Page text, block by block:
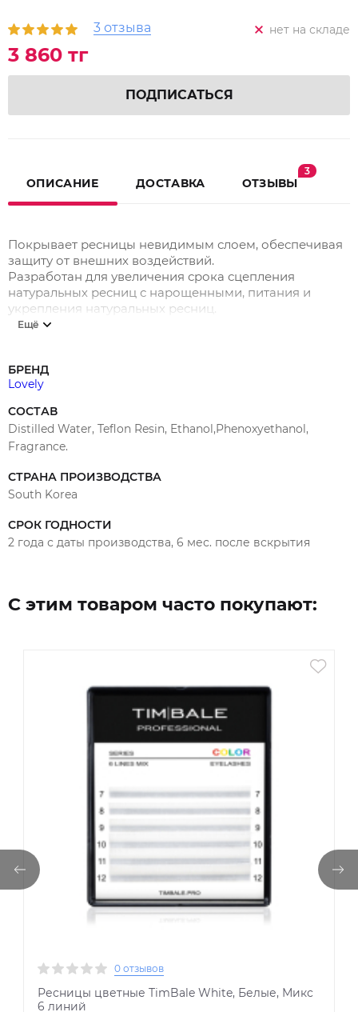
3 отзыва нет на складе
3 860 тг
ПОДПИСАТЬСЯ
ОПИСАНИЕ ДОСТАВКА ОТЗЫВЫ
3
Покрывает ресницы невидимым слоем, обеспечивая
защиту от внешних воздействий.
Разработан для увеличения срока сцепления
натуральных ресниц с нарощенными, питания и
укрепления натуральных ресниц.
Закрепитель необходимо наносить на нарощенные
наращивания ресниц, а также 2-3 раза в неделю в
процессе носки.
Меры предосторожности: Избегать попадания в
глаза. При попадании тщательно промыть водой, при
необходимости обратиться к врачу.
использования при наращивании как классического,
так и объёмного наращивания ресниц.
ресницы.
Закрепитель необходимо наносить на место склейки
Ещё
БРЕНД
Lovely
СОСТАВ
Distilled Water, Teflon Resin, Ethanol,Phenoxyethanol,
Fragrance.
СТРАНА ПРОИЗВОДСТВА
South Korea
СРОК ГОДНОСТИ
2 года с даты производства, 6 мес. после вскрытия
С этим товаром часто покупают:
0 отзывов
Ресницы цветные TimBale White, Белые, Микс
6 линий